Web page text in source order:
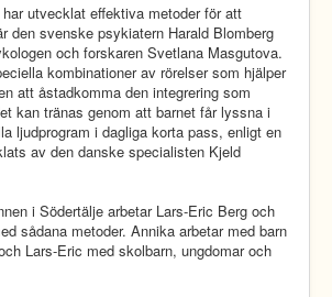
utvecklat effektiva metoder för att
den svenske psykiatern Harald Blomberg
och forskaren Svetlana Masgutova.
kombinationer av rörelser som hjälper
att åstadkomma den integrering som
kan tränas genom att barnet får lyssna i
ljudprogram i dagliga korta pass, enligt en
av den danske specialisten Kjeld
i Södertälje arbetar Lars-Eric Berg och
sådana metoder. Annika arbetar med barn
Lars-Eric med skolbarn, ungdomar och